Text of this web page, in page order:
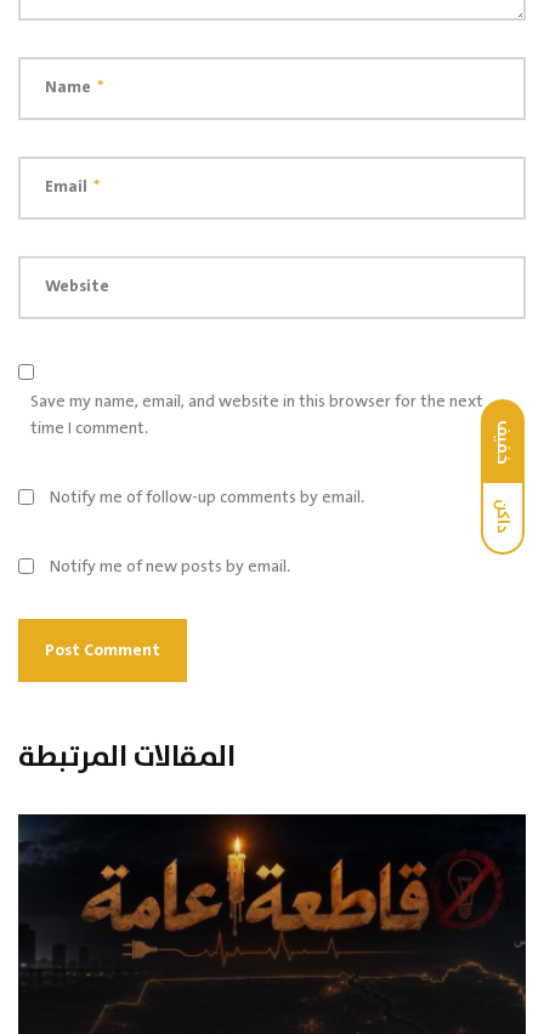
خفيف
داكن
Name *
Email *
Website
Save my name, email, and website in this browser for the next
time I comment.
Notify me of follow-up comments by email.
Notify me of new posts by email.
المقالات المرتبطة